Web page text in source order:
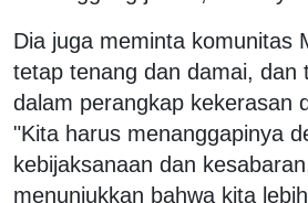
Dia juga meminta komunitas
tetap tenang dan damai, dan
dalam perangkap kekerasan
"Kita harus menanggapinya
kebijaksanaan dan
menunjukkan bahwa kita